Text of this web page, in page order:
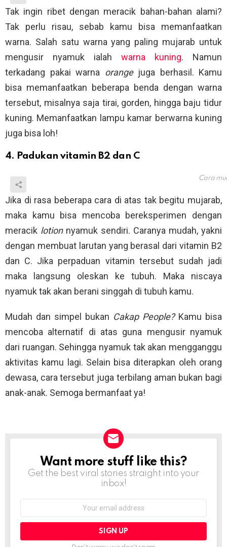
Tak ingin ribet dengan meracik bahan-bahan alami?
Tak perlu risau, sebab kamu bisa memanfaatkan
warna. Salah satu warna yang paling mujarab untuk
mengusir nyamuk ialah warna kuning. Namun
terkadang pakai warna orange juga berhasil. Kamu
bisa memanfaatkan beberapa benda dengan warna
tersebut, misalnya saja tirai, gorden, hingga baju tidur
kuning. Memanfaatkan lampu kamar berwarna kuning
juga bisa loh!
4. Padukan vitamin B2 dan C
Cara
Jika di rasa beberapa cara di atas tak begitu mujarab,
maka kamu bisa mencoba bereksperimen dengan
meracik lotion nyamuk sendiri. Caranya mudah, yakni
dengan membuat larutan yang berasal dari vitamin B2
dan C. Jika perpaduan vitamin tersebut sudah jadi
maka langsung oleskan ke tubuh. Maka niscaya
nyamuk tak akan berani singgah di tubuh kamu.
Mudah dan simpel bukan Cakap People? Kamu bisa
mencoba alternatif di atas guna mengusir nyamuk
dari ruangan. Sehingga nyamuk tak akan mengganggu
aktivitas kamu lagi. Selain bisa diterapkan oleh orang
dewasa, cara tersebut juga terbilang aman bukan bagi
anak-anak. Semoga bermanfaat ya!
NEWSLETTER
Want more stuff like this?
Get the best viral stories straight into your
inbox!